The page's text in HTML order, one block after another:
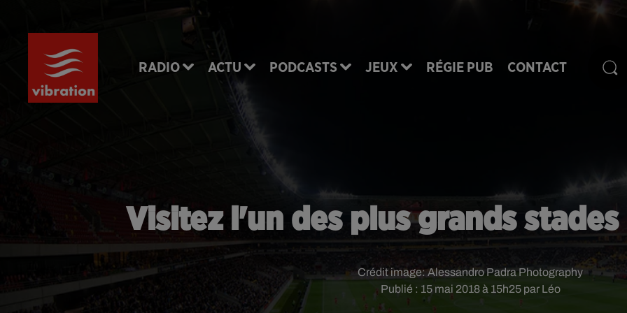
RADIO ACTU PODCASTS JEUX RÉGIE PUB CONTACT
Visitez l'un des plus grands
Publié : 15 mai 2018 à 15h25 par Léo
Crédit image:Alessandro Padra Photography